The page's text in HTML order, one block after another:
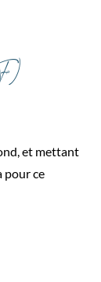
et mettant
pour ce